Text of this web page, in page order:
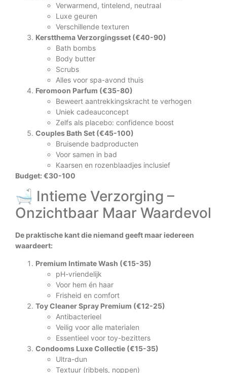
Verwarmend, tintelend, neutraal
Luxe geuren
Verschillende texturen
Kerstthema Verzorgingsset (€40-90)
Bath bombs
Body butter
Scrubs
Alles voor spa-avond thuis
Feromoon Parfum (€35-80)
Beweert aantrekkingskracht te verhogen
Uniek cadeauconcept
Zelfs als placebo: confidence boost
Couples Bath Set (€45-100)
Bruisende badproducten
Voor samen in bad
Kaarsen en rozenblaadjes inclusief
Budget: €30-100
🛁 Intieme Verzorging –
Onzichtbaar Maar Waardevol
De praktische kant die niemand geeft maar iedereen
waardeert:
Premium Intimate Wash (€15-35)
pH-vriendelijk
Voor hem én haar
Frisheid en comfort
Toy Cleaner Spray Premium (€12-25)
Antibacterieel
Veilig voor alle materialen
Essentieel voor toy-bezitters
Condooms Luxe Collectie (€15-35)
Ultra-dun
Textuur (ribbels, noppen)